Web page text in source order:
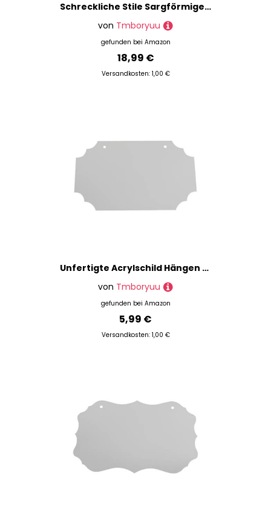
Schreckliche Stile Sargförmige Schmuckorganisatoren Mit Mehreren Fächern Wasserdichte PU Materialien Für Reisen Und Zuhause Decors Erschreckende Home Decors Schmuckschatulle
von Tmboryuu
gefunden bei Amazon
18,99 €
Versandkosten: 1,00 €
Unfertigte Acrylschild Hängen Mit 2 Löchern Rohlinge Klare Willkommenszeichen Für Pyrographie Malerei Schreiben Von Acryldekorative Unvollendete Leere Für Party
von Tmboryuu
gefunden bei Amazon
5,99 €
Versandkosten: 1,00 €